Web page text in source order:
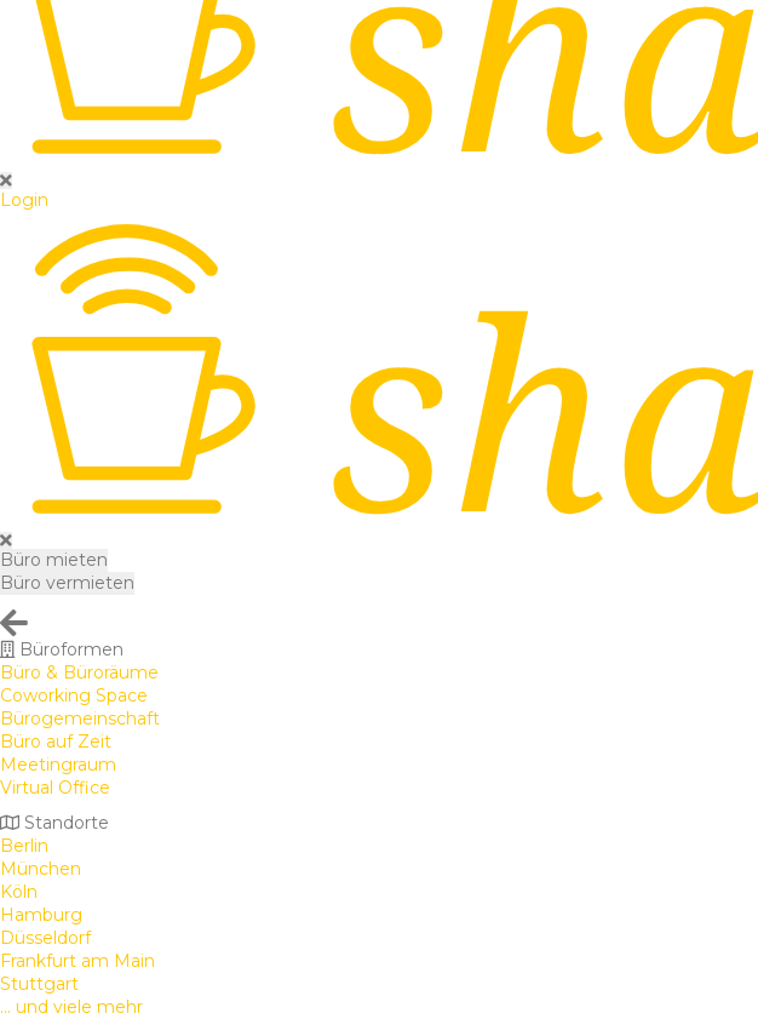
Login
Büro mieten
Büro vermieten
Büroformen
Büro & Büroräume
Coworking Space
Bürogemeinschaft
Büro auf Zeit
Meetingraum
Virtual Office
Standorte
Berlin
München
Köln
Hamburg
Düsseldorf
Frankfurt am Main
Stuttgart
... und viele mehr